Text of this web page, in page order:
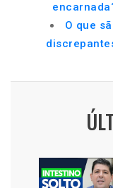
O que